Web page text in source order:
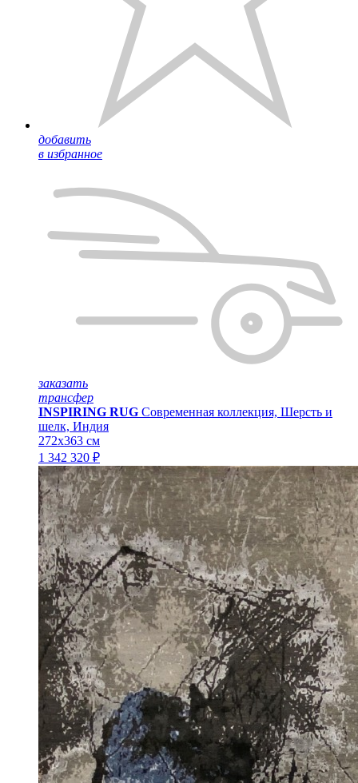
добавить
в избранное
заказать
трансфер
INSPIRING RUG Современная коллекция, Шерсть и
шелк, Индия
272x363 см
1 342 320 ₽